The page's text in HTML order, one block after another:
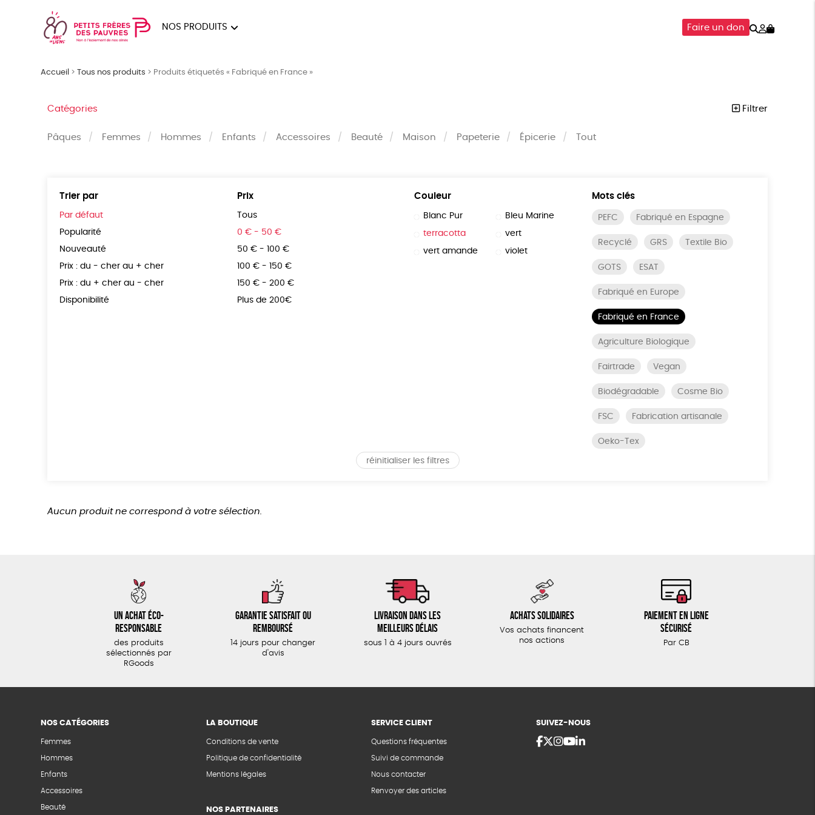
NOS PRODUITS Faire un don Rechercher
Mon
Accueil >Tous nos produits > Produits étiquetés « Fabriqué en France »
Catégories Filtrer
Pâques Femmes Hommes Enfants Accessoires Beauté Maison Papeterie Épicerie Tout
Trier par
Par défaut
Popularité
Nouveauté
Prix : du - cher au + cher
Prix : du + cher au - cher
Disponibilité
Prix
Tous
0 € - 50 €
50 € - 100 €
100 € - 150 €
150 € - 200 €
Plus de 200€
Couleur
Blanc Pur Bleu Marine
terracotta vert
vert amande violet
Mots clés
PEFC Fabriqué en Espagne
Recyclé GRS Textile Bio
GOTS ESAT
Fabriqué en Europe
Fabriqué en France
Agriculture Biologique
Fairtrade Vegan
Biodégradable Cosme Bio
FSC Fabrication artisanale
Oeko-Tex
réinitialiser les filtres
Aucun produit ne correspond à votre sélection.
Un achat éco-
responsable
des produits
sélectionnés par
RGoods
Garantie satisfait ou
remboursé
14 jours pour changer
d'avis
Livraison dans les
meilleurs délais
sous 1 à 4 jours ouvrés
Achats solidaires
Vos achats financent
nos actions
Paiement en ligne
sécurisé
Par CB
NOS CATÉGORIES
Femmes
Hommes
Enfants
Accessoires
Beauté
LA BOUTIQUE
Conditions de vente
Politique de confidentialité
Mentions légales
NOS PARTENAIRES
SERVICE CLIENT
Questions fréquentes
Suivi de commande
Nous contacter
Renvoyer des articles
SUIVEZ-NOUS